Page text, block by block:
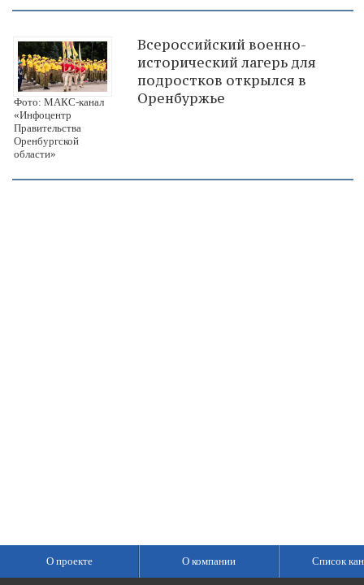
Фото: МАКС-канал
«Инфоцентр
Правительства
Оренбургской
области»
Всероссийский военно-
исторический лагерь для
подростков открылся в
Оренбуржье
О проекте О компании Список